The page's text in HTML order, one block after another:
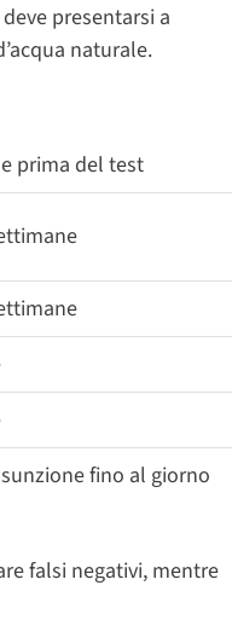
presentarsi a
naturale.
prima del test
fino al giorno
falsi negativi, mentre